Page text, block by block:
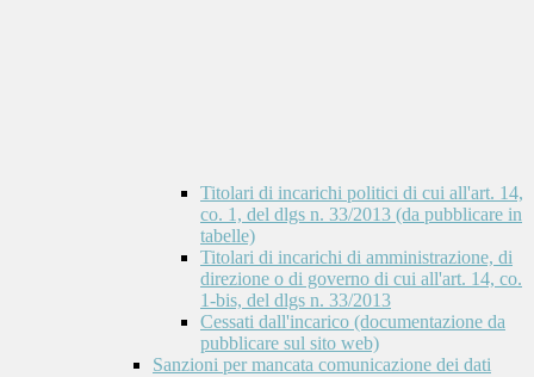
Titolari di incarichi politici di cui all'art. 14,
co. 1, del dlgs n. 33/2013 (da pubblicare in
tabelle)
Titolari di incarichi di amministrazione, di
direzione o di governo di cui all'art. 14, co.
1-bis, del dlgs n. 33/2013
Cessati dall'incarico (documentazione da
pubblicare sul sito web)
Sanzioni per mancata comunicazione dei dati